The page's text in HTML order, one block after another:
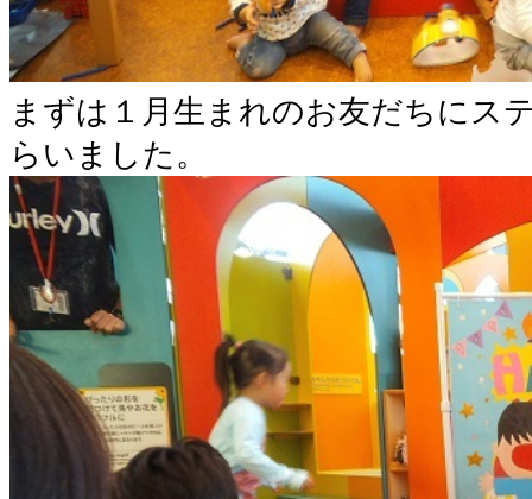
まずは１月生まれのお友だちにス
らいました。